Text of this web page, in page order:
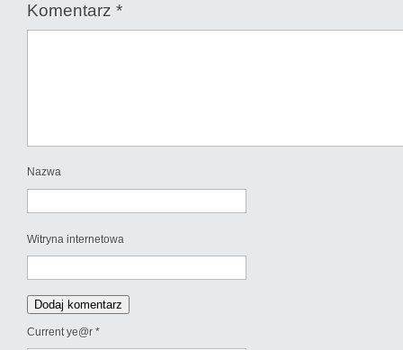
Komentarz *
Nazwa
Witryna internetowa
Current ye@r *